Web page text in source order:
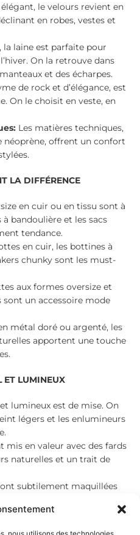
le velours revient en
en robes, vestes et
la laine est parfaite pour
On la retrouve dans
et des écharpes.
de rock et d’élégance, est
On le choisit en veste, en
Les matières techniques,
néoprène, offrent un confort
LA DIFFÉRENCE
en cuir ou en tissu sont à
à bandoulière et les sacs
tendance.
en cuir, les bottines à
chunky sont les must-
aux formes oversize et
un accessoire mode
métal doré ou argenté, les
apportent une touche
ET LUMINEUX
lumineux est de mise. On
légers et les enlumineurs
mis en valeur avec des fards
naturelles et un trait de
subtilement maquillées